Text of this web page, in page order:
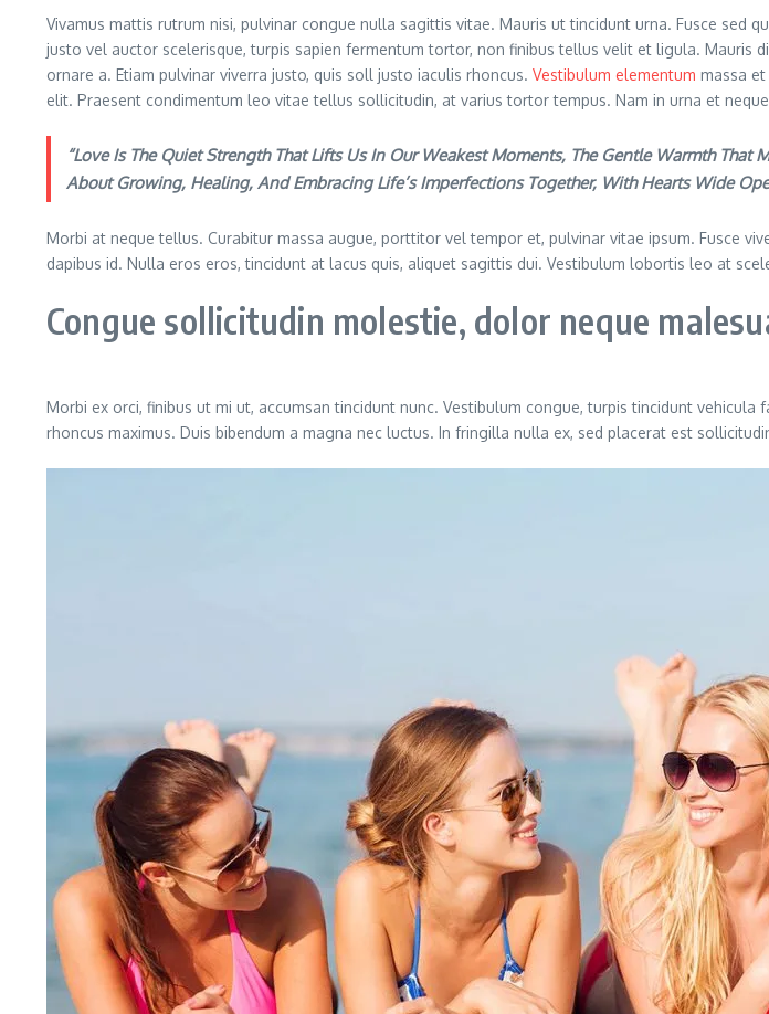
Vivamus mattis rutrum nisi, pulvinar congue nulla sagittis vitae. Mauris ut tincidunt urna. Fusce sed
justo vel auctor scelerisque, turpis sapien fermentum tortor, non finibus tellus velit et ligula.
ornare a. Etiam pulvinar viverra justo, quis soll justo iaculis rhoncus. Vestibulum elementum massa
elit. Praesent condimentum leo vitae tellus sollicitudin, at varius tortor tempus. Nam in urna et
“Love Is The Quiet Strength That Lifts Us In Our Weakest Moments, The Gentle Warmth
About Growing, Healing, And Embracing Life’s Imperfections Together, With Hearts Wide
Morbi at neque tellus. Curabitur massa augue, porttitor vel tempor et, pulvinar vitae ipsum. Fusce
dapibus id. Nulla eros eros, tincidunt at lacus quis, aliquet sagittis dui. Vestibulum lobortis leo at
Congue sollicitudin molestie, dolor neque
Morbi ex orci, finibus ut mi ut, accumsan tincidunt nunc. Vestibulum congue, turpis tincidunt
rhoncus maximus. Duis bibendum a magna nec luctus. In fringilla nulla ex, sed placerat est